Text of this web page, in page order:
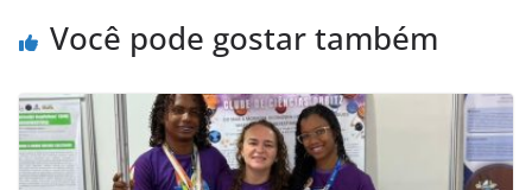
Você pode gostar também